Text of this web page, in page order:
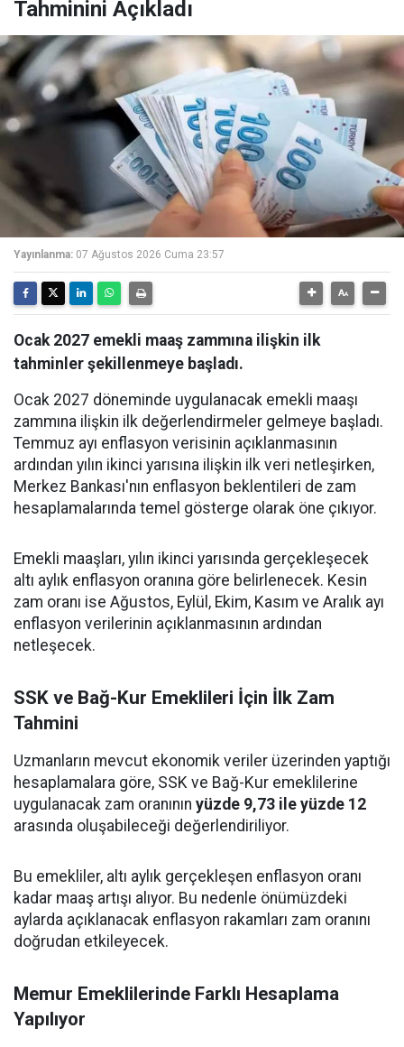
Tahminini Açıkladı
Yayınlanma: 07 Ağustos 2026 Cuma 23:57
Ocak 2027 emekli maaş zammına ilişkin ilk
tahminler şekillenmeye başladı.
Ocak 2027 döneminde uygulanacak emekli maaşı
zammına ilişkin ilk değerlendirmeler gelmeye başladı.
Temmuz ayı enflasyon verisinin açıklanmasının
ardından yılın ikinci yarısına ilişkin ilk veri netleşirken,
Merkez Bankası'nın enflasyon beklentileri de zam
hesaplamalarında temel gösterge olarak öne çıkıyor.
Emekli maaşları, yılın ikinci yarısında gerçekleşecek
altı aylık enflasyon oranına göre belirlenecek. Kesin
zam oranı ise Ağustos, Eylül, Ekim, Kasım ve Aralık ayı
enflasyon verilerinin açıklanmasının ardından
netleşecek.
SSK ve Bağ-Kur Emeklileri İçin İlk Zam
Tahmini
Uzmanların mevcut ekonomik veriler üzerinden yaptığı
hesaplamalara göre, SSK ve Bağ-Kur emeklilerine
uygulanacak zam oranının yüzde 9,73 ile yüzde 12
arasında oluşabileceği değerlendiriliyor.
Bu emekliler, altı aylık gerçekleşen enflasyon oranı
kadar maaş artışı alıyor. Bu nedenle önümüzdeki
aylarda açıklanacak enflasyon rakamları zam oranını
doğrudan etkileyecek.
Memur Emeklilerinde Farklı Hesaplama
Yapılıyor